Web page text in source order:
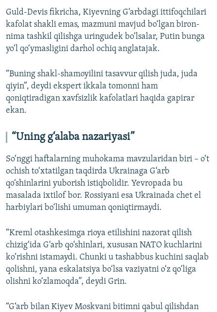
Guld-Devis fikricha, Kiyevning G‘arbdagi ittifoqchilari
kafolat shakli emas, mazmuni mavjud bo‘lgan biron-
nima tashkil qilishga uringudek bo‘lsalar, Putin bunga
yo‘l qo‘ymasligini darhol ochiq anglatajak.
“Buning shakl-shamoyilini tasavvur qilish juda, juda
qiyin”, deydi ekspert ikkala tomonni ham
qoniqtiradigan xavfsizlik kafolatlari haqida gapirar
ekan.
“Uning g‘alaba nazariyasi”
So‘nggi haftalarning muhokama mavzularidan biri – o‘t
ochish to‘xtatilgan taqdirda Ukrainaga G‘arb
qo‘shinlarini yuborish istiqbolidir. Yevropada bu
masalada ixtilof bor. Rossiyani esa Ukrainada chet el
harbiylari bo‘lishi umuman qoniqtirmaydi.
“Kreml otashkesimga rioya etilishini nazorat qilish
chizig‘ida G‘arb qo‘shinlari, xususan NATO kuchlarini
ko‘rishni istamaydi. Chunki u tashabbus kuchini saqlab
qolishni, yana eskalatsiya bo‘lsa vaziyatni o‘z qo‘liga
olishni ko‘zlamoqda”, deydi Grin.
“G‘arb bilan Kiyev Moskvani bitimni qabul qilishdan